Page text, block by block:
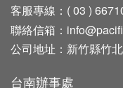
客服專線： ( 03 )
聯絡信箱：
公司地址： 新竹縣竹
台南辦事處